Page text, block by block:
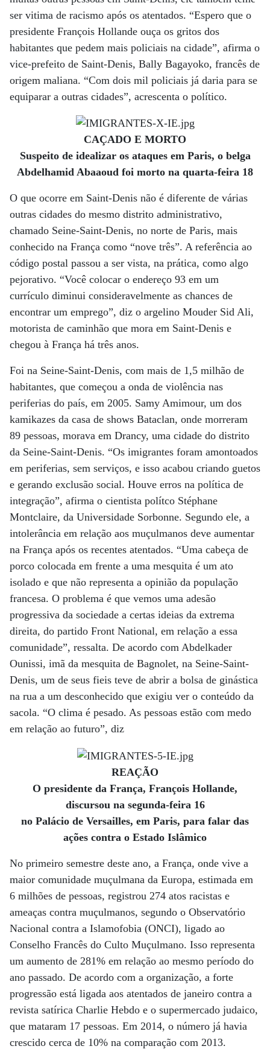
ser vitima de racismo após os atentados. “Espero que o
presidente François Hollande ouça os gritos dos
habitantes que pedem mais policiais na cidade”, afirma o
vice-prefeito de Saint-Denis, Bally Bagayoko, francês de
origem maliana. “Com dois mil policiais já daria para se
equiparar a outras cidades”, acrescenta o político.
CAÇADO E MORTO
Suspeito de idealizar os ataques em Paris, o belga
Abdelhamid Abaaoud foi morto na quarta-feira 18
O que ocorre em Saint-Denis não é diferente de várias
outras cidades do mesmo distrito administrativo,
chamado Seine-Saint-Denis, no norte de Paris, mais
conhecido na França como “nove três”. A referência ao
código postal passou a ser vista, na prática, como algo
pejorativo. “Você colocar o endereço 93 em um
currículo diminui consideravelmente as chances de
encontrar um emprego”, diz o argelino Mouder Sid Ali,
motorista de caminhão que mora em Saint-Denis e
chegou à França há três anos.
Foi na Seine-Saint-Denis, com mais de 1,5 milhão de
habitantes, que começou a onda de violência nas
periferias do país, em 2005. Samy Amimour, um dos
kamikazes da casa de shows Bataclan, onde morreram
89 pessoas, morava em Drancy, uma cidade do distrito
da Seine-Saint-Denis. “Os imigrantes foram amontoados
em periferias, sem serviços, e isso acabou criando guetos
e gerando exclusão social. Houve erros na política de
integração”, afirma o cientista polítco Stéphane
Montclaire, da Universidade Sorbonne. Segundo ele, a
intolerância em relação aos muçulmanos deve aumentar
na França após os recentes atentados. “Uma cabeça de
porco colocada em frente a uma mesquita é um ato
isolado e que não representa a opinião da população
francesa. O problema é que vemos uma adesão
progressiva da sociedade a certas ideias da extrema
direita, do partido Front National, em relação a essa
comunidade”, ressalta. De acordo com Abdelkader
Ounissi, imã da mesquita de Bagnolet, na Seine-Saint-
Denis, um de seus fieis teve de abrir a bolsa de ginástica
na rua a um desconhecido que exigiu ver o conteúdo da
sacola. “O clima é pesado. As pessoas estão com medo
em relação ao futuro”, diz
REAÇÃO
O presidente da França, François Hollande,
discursou na segunda-feira 16
no Palácio de Versailles, em Paris, para falar das
ações contra o Estado Islâmico
No primeiro semestre deste ano, a França, onde vive a
maior comunidade muçulmana da Europa, estimada em
6 milhões de pessoas, registrou 274 atos racistas e
ameaças contra muçulmanos, segundo o Observatório
Nacional contra a Islamofobia (ONCI), ligado ao
Conselho Francês do Culto Muçulmano. Isso representa
um aumento de 281% em relação ao mesmo período do
ano passado. De acordo com a organização, a forte
progressão está ligada aos atentados de janeiro contra a
revista satírica Charlie Hebdo e o supermercado judaico,
que mataram 17 pessoas. Em 2014, o número já havia
crescido cerca de 10% na comparação com 2013.